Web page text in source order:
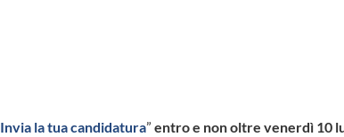
Invia la tua candidatura” entro e non oltre venerdì 10